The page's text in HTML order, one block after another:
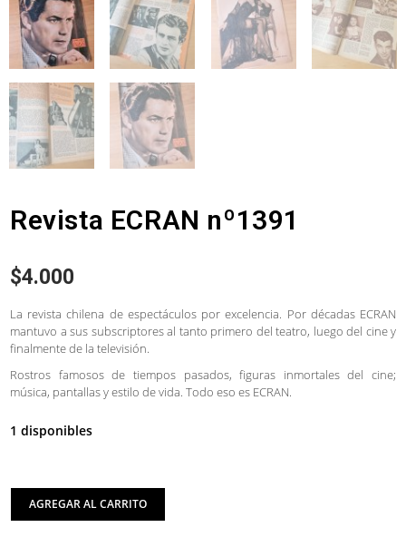
Revista ECRAN nº1391
$4.000
La revista chilena de espectáculos por excelencia. Por décadas ECRAN
mantuvo a sus subscriptores al tanto primero del teatro, luego del cine y
finalmente de la televisión.
Rostros famosos de tiempos pasados, figuras inmortales del cine;
música, pantallas y estilo de vida. Todo eso es ECRAN.
1 disponibles
AGREGAR AL CARRITO